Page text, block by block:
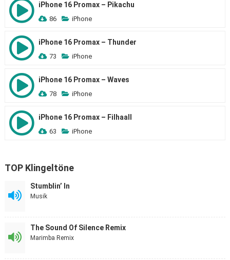
iPhone 16 Promax – Pikachu
86 iPhone
iPhone 16 Promax – Thunder
73 iPhone
iPhone 16 Promax – Waves
78 iPhone
iPhone 16 Promax – Filhaall
63 iPhone
TOP Klingeltöne
Stumblin’ In
Musik
The Sound Of Silence Remix
Marimba Remix